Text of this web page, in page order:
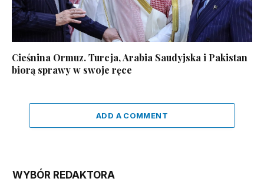
Cieśnina Ormuz. Turcja, Arabia Saudyjska i Pakistan
biorą sprawy w swoje ręce
ADD A COMMENT
WYBÓR REDAKTORA